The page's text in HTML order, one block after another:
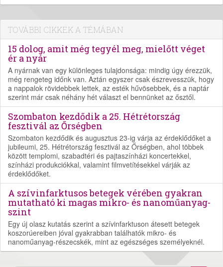
TOVÁBBI CIKKEK A TÉMÁBAN
15 dolog, amit még tegyél meg, mielőtt véget
ér a nyár
A nyárnak van egy különleges tulajdonsága: mindig úgy érezzük,
még rengeteg időnk van. Aztán egyszer csak észrevesszük, hogy
a nappalok rövidebbek lettek, az esték hűvösebbek, és a naptár
szerint már csak néhány hét választ el bennünket az ősztől.
Szombaton kezdődik a 25. Hétrétország
fesztivál az Őrségben
Szombaton kezdődik és augusztus 23-ig várja az érdeklődőket a
jubileumi, 25. Hétrétország fesztivál az Őrségben, ahol többek
között templomi, szabadtéri és pajtaszínházi koncertekkel,
színházi produkciókkal, valamint filmvetítésekkel várják az
érdeklődőket.
A szívinfarktusos betegek vérében gyakran
mutatható ki magas mikro- és nanoműanyag-
szint
Egy új olasz kutatás szerint a szívinfarktuson átesett betegek
koszorúereiben jóval gyakrabban találhatók mikro- és
nanoműanyag-részecskék, mint az egészséges személyeknél.